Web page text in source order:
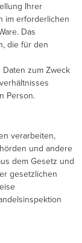
Ihrer
im erforderlichen
Das
die für den
zum Zweck
Person.
verarbeiten,
und andere
dem Gesetz und
gesetzlichen